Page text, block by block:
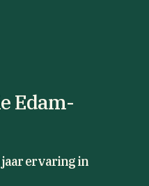
Edam-
jaar ervaring in